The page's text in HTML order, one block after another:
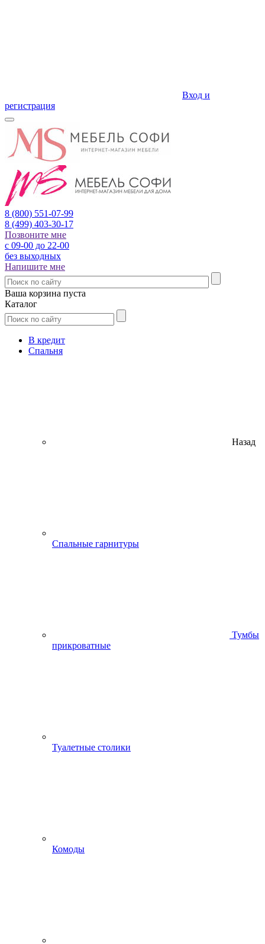
Вход и
регистрация
8 (800) 551-07-99
8 (499) 403-30-17
Позвоните мне
с 09-00 до 22-00
без выходных
Напишите мне
Ваша корзина пуста
Каталог
В кредит
Спальня
Назад
Спальные гарнитуры
Тумбы
прикроватные
Туалетные столики
Комоды